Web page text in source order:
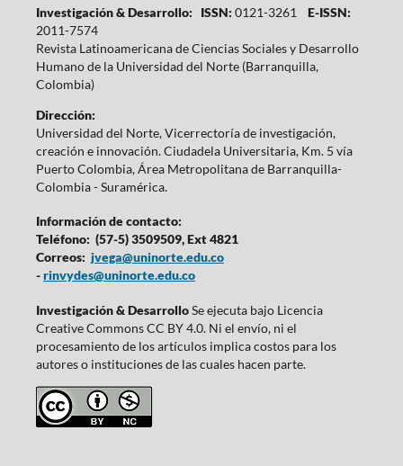
Investigación & Desarrollo: ISSN: 0121-3261
E-ISSN:
2011-7574
Revista Latinoamericana de Ciencias Sociales y Desarrollo
Humano de la Universidad del Norte (Barranquilla,
Colombia)
Dirección:
Universidad del Norte, Vicerrectoría de investigación,
creación e innovación. Ciudadela Universitaria, Km. 5 vía
Puerto Colombia, Área Metropolitana de Barranquilla-
Colombia - Suramérica.
Información de contacto:
Teléfono: (57-5) 3509509, Ext 4821
Correos: jvega@uninorte.edu.co
-rinvydes@uninorte.edu.co
Investigación & DesarrolloSe ejecuta bajo Licencia
Creative Commons CC BY 4.0. Ni el envío, ni el
procesamiento de los artículos implica costos para los
autores o instituciones de las cuales hacen parte.